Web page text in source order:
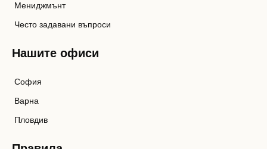
Мениджмънт
Често задавани въпроси
Нашите офиси
София
Варна
Пловдив